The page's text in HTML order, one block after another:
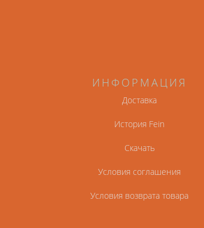
ИНФОРМАЦИЯ
Доставка
История Fein
Скачать
Условия соглашения
Условия возврата товара